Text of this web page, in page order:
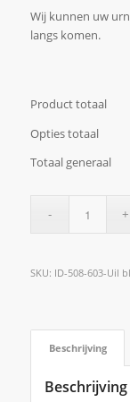
Wij kunnen uw
langs komen.
Product totaal
Opties totaal
Totaal generaal
SKU: ID-508-603-Uil
Beschrijving
Beschrijving